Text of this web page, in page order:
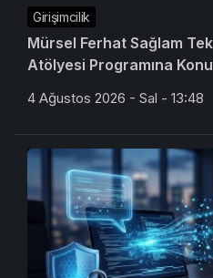
Girişimcilik
Mürsel Ferhat Sağlam
Atölyesi Programına
4 Ağustos 2026 - Sal - 13:48